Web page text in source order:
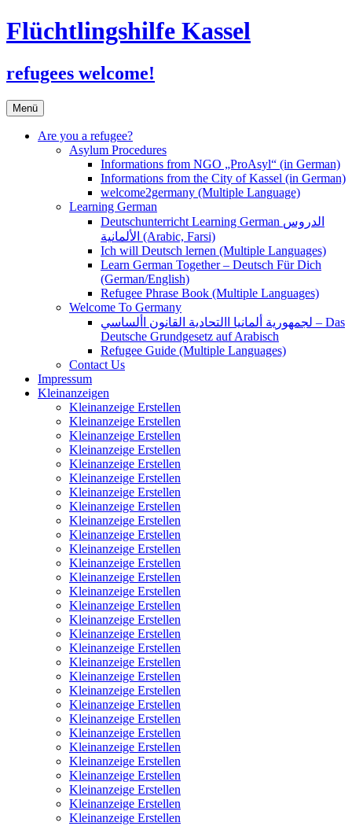
Flüchtlingshilfe Kassel
refugees welcome!
Menü Zum
Inhalt
springen
Are you a refugee?
Asylum Procedures
Informations from NGO „ProAsyl“ (in German)
Informations from the City of Kassel (in German)
welcome2germany (Multiple Language)
Learning German
Deutschunterricht Learning German الدروس
الألمانية (Arabic, Farsi)
Ich will Deutsch lernen (Multiple Languages)
Learn German Together – Deutsch Für Dich
(German/English)
Refugee Phrase Book (Multiple Languages)
Welcome To Germany
لجمهورية ألمانيا االتحادية القانون األساسي – Das
Deutsche Grundgesetz auf Arabisch
Refugee Guide (Multiple Languages)
Contact Us
Impressum
Kleinanzeigen
Kleinanzeige Erstellen
Kleinanzeige Erstellen
Kleinanzeige Erstellen
Kleinanzeige Erstellen
Kleinanzeige Erstellen
Kleinanzeige Erstellen
Kleinanzeige Erstellen
Kleinanzeige Erstellen
Kleinanzeige Erstellen
Kleinanzeige Erstellen
Kleinanzeige Erstellen
Kleinanzeige Erstellen
Kleinanzeige Erstellen
Kleinanzeige Erstellen
Kleinanzeige Erstellen
Kleinanzeige Erstellen
Kleinanzeige Erstellen
Kleinanzeige Erstellen
Kleinanzeige Erstellen
Kleinanzeige Erstellen
Kleinanzeige Erstellen
Kleinanzeige Erstellen
Kleinanzeige Erstellen
Kleinanzeige Erstellen
Kleinanzeige Erstellen
Kleinanzeige Erstellen
Kleinanzeige Erstellen
Kleinanzeige Erstellen
Kleinanzeige Erstellen
Kleinanzeige Erstellen